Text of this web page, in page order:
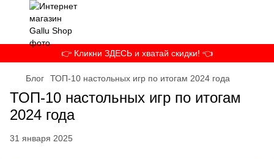
👉 Кликни ЗДЕСЬ и хватай скидки! 👈
Блог ТОП-10 настольных игр по итогам 2024 года
ТОП-10 настольных игр по итогам
2024 года
31 января 2025